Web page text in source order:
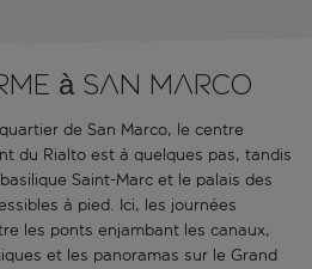
à San Marco
de San Marco, le centre
du Rialto est à quelques pas, tandis
Saint-Marc et le palais des
à pied. Ici, les journées
les ponts enjambant les canaux,
et les panoramas sur le Grand